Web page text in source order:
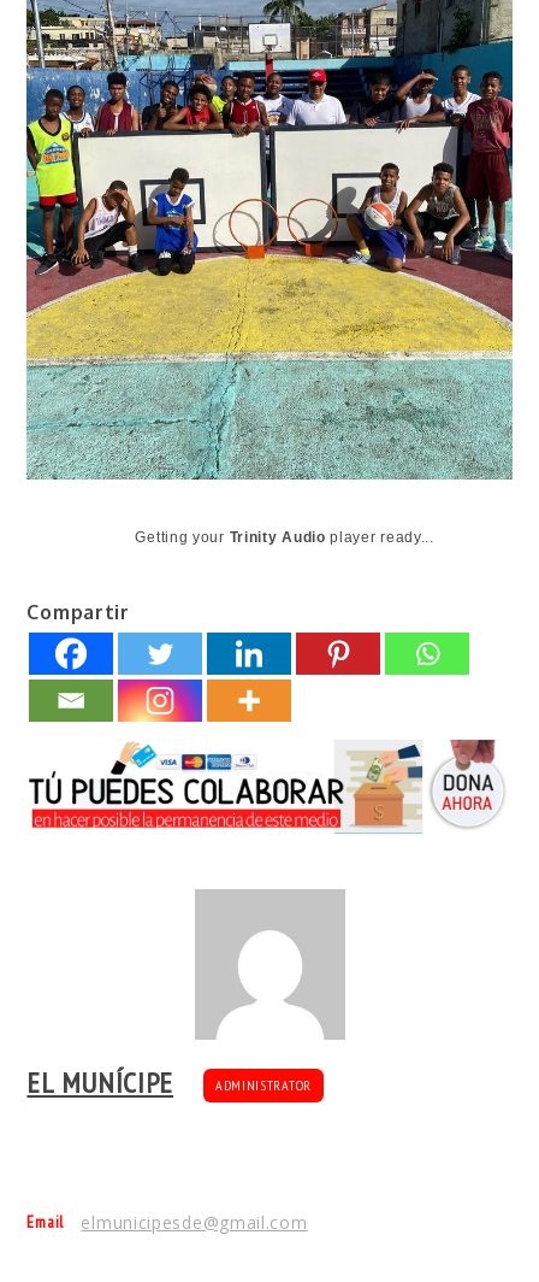
Getting your Trinity Audio player ready...
Compartir
EL MUNÍCIPE ADMINISTRATOR
Email elmunicipesde@gmail.com